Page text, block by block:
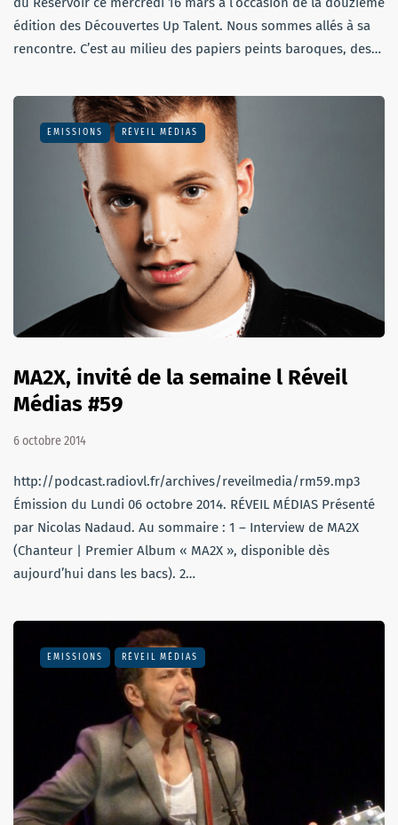
édition des Découvertes Up Talent. Nous sommes allés à sa
rencontre. C’est au milieu des papiers peints baroques, des…
EMISSIONS RÉVEIL MÉDIAS
MA2X, invité de la semaine l Réveil
Médias #59
6 octobre 2014
http://podcast.radiovl.fr/archives/reveilmedia/rm59.mp3
Émission du Lundi 06 octobre 2014. RÉVEIL MÉDIAS Présenté
par Nicolas Nadaud. Au sommaire : 1 – Interview de MA2X
(Chanteur | Premier Album « MA2X », disponible dès
aujourd’hui dans les bacs). 2…
EMISSIONS RÉVEIL MÉDIAS